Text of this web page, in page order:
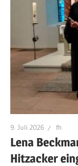
9. Juli 2026 fh
Lena
Hitzacker